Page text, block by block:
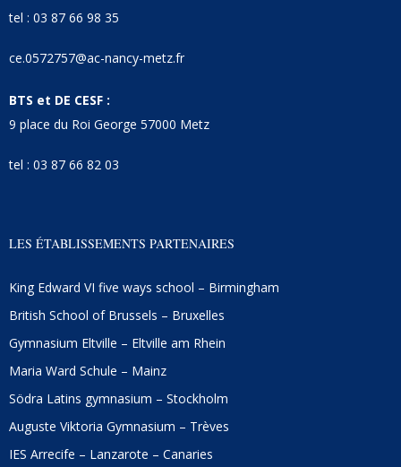
tel : 03 87 66 98 35
ce.0572757@ac-nancy-metz.fr
BTS et DE CESF :
9 place du Roi George 57000 Metz
tel : 03 87 66 82 03
LES ÉTABLISSEMENTS PARTENAIRES
King Edward VI five ways school – Birmingham
British School of Brussels – Bruxelles
Gymnasium Eltville – Eltville am Rhein
Maria Ward Schule – Mainz
Södra Latins gymnasium – Stockholm
Auguste Viktoria Gymnasium – Trèves
IES Arrecife – Lanzarote – Canaries